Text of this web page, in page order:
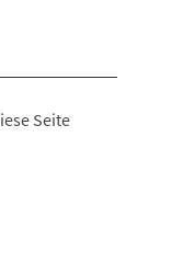
Seite